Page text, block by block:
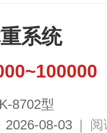
系统
8702型
2026-08-03 | 阅